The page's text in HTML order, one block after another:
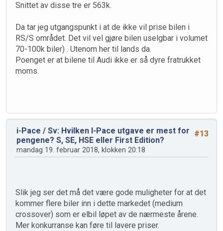
Snittet av disse tre er 563k.
Da tar jeg utgangspunkt i at de ikke vil prise bilen i
RS/S området. Det vil vel gjøre bilen uselgbar i volumet
70-100k biler) . Utenom her til lands da.
Poenget er at bilene til Audi ikke er så dyre fratrukket
moms.
#13
i-Pace / Sv: Hvilken I-Pace utgave er mest for
pengene? S, SE, HSE eller First Edition?
mandag 19. februar 2018, klokken 20:18
Slik jeg ser det må det være gode muligheter for at det
kommer flere biler inn i dette markedet (medium
crossover) som er elbil løpet av de nærmeste årene.
Mer konkurranse kan føre til lavere priser.